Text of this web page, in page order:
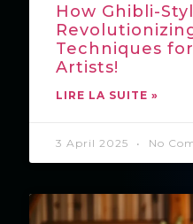
How Ghibli-
Techniques
Artists!
LIRE LA SUITE »
3 April 2025 No